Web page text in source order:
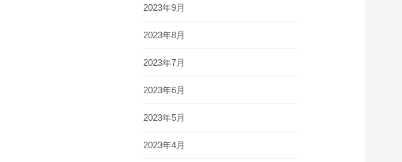
2023年9月
2023年8月
2023年7月
2023年6月
2023年5月
2023年4月